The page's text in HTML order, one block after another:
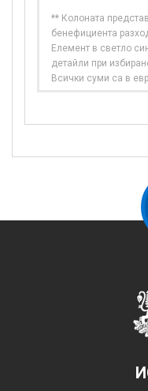
** Колоната
бенефициента
Елемент в светло
детайли при
Всички суми са в